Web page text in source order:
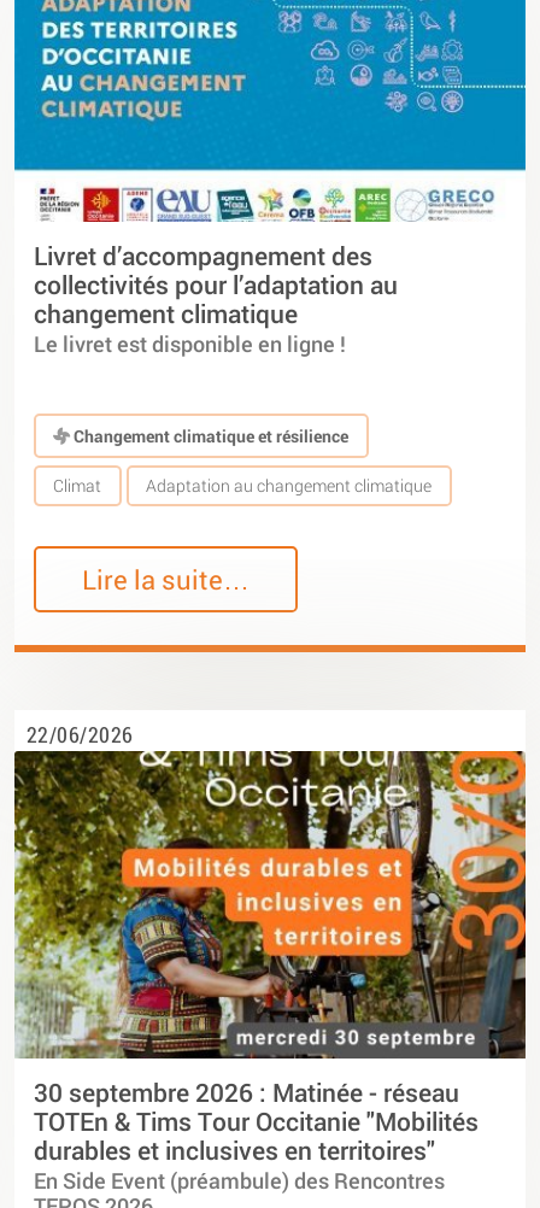
Livret d’accompagnement des
collectivités pour l’adaptation au
changement climatique
Le livret est disponible en ligne !
Changement climatique et résilience
Climat Adaptation au changement climatique
Lire la suite…
22/06/2026
30 septembre 2026 : Matinée - réseau
TOTEn & Tims Tour Occitanie "Mobilités
durables et inclusives en territoires"
En Side Event (préambule) des Rencontres